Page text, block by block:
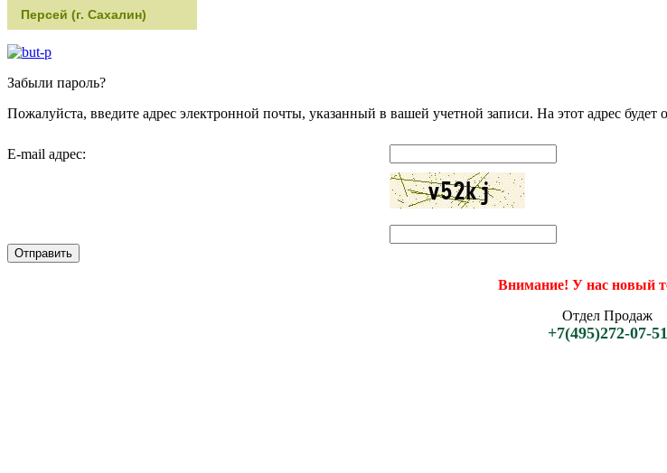
Персей (г. Сахалин)
Забыли пароль?
Пожалуйста, введите адрес электронной почты, указанный в вашей учетной записи. На этот адрес
E-mail адрес:
Отправить
Внимание! У нас новый
Отдел Продаж
+7(495)272-07-51